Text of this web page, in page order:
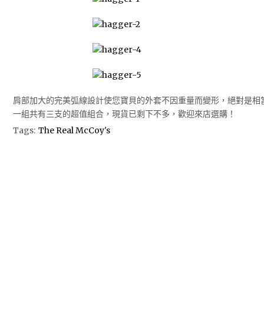
肩部加大的完美弧線設計使您寶貝的外套不因重量而變形，絕對是
一組共有三支的超值組合，現貨已剩下不多，歡迎來店選購！
Tags: The Real McCoy's